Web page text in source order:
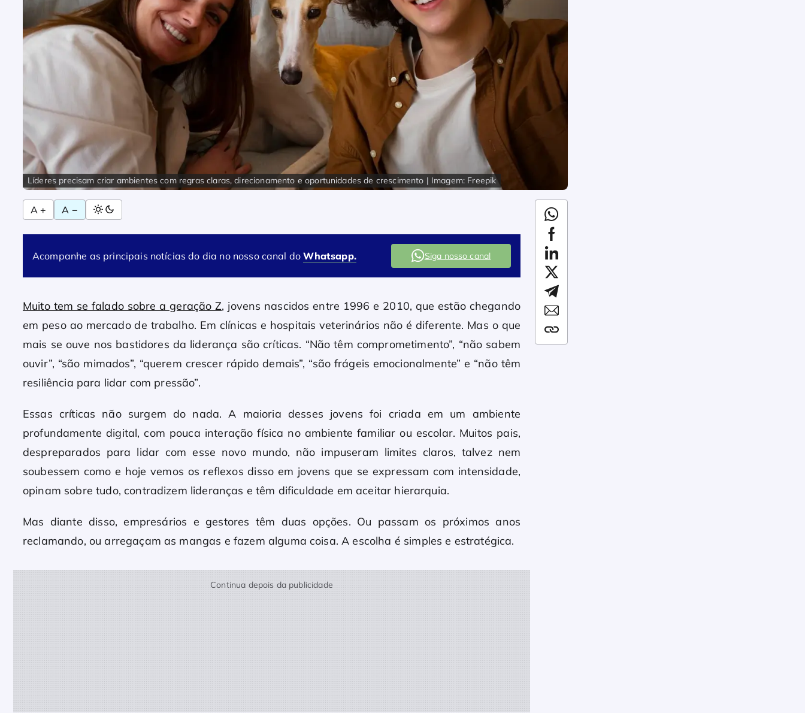
Líderes precisam criar ambientes com regras claras, direcionamento e oportunidades de crescimento | Imagem: Freepik
A + A −
Acompanhe as principais notícias do dia no nosso canal doWhatsapp. Siga nosso canal
Muito tem se falado sobre a geração Z, jovens nascidos entre 1996 e 2010, que estão chegando
em peso ao mercado de trabalho. Em clínicas e hospitais veterinários não é diferente. Mas o que
mais se ouve nos bastidores da liderança são críticas. “Não têm comprometimento”, “não sabem
ouvir”, “são mimados”, “querem crescer rápido demais”, “são frágeis emocionalmente” e “não têm
resiliência para lidar com pressão”.
Essas críticas não surgem do nada. A maioria desses jovens foi criada em um ambiente
profundamente digital, com pouca interação física no ambiente familiar ou escolar. Muitos pais,
despreparados para lidar com esse novo mundo, não impuseram limites claros, talvez nem
soubessem como e hoje vemos os reflexos disso em jovens que se expressam com intensidade,
opinam sobre tudo, contradizem lideranças e têm dificuldade em aceitar hierarquia.
Mas diante disso, empresários e gestores têm duas opções. Ou passam os próximos anos
reclamando, ou arregaçam as mangas e fazem alguma coisa. A escolha é simples e estratégica.
Continua depois da publicidade